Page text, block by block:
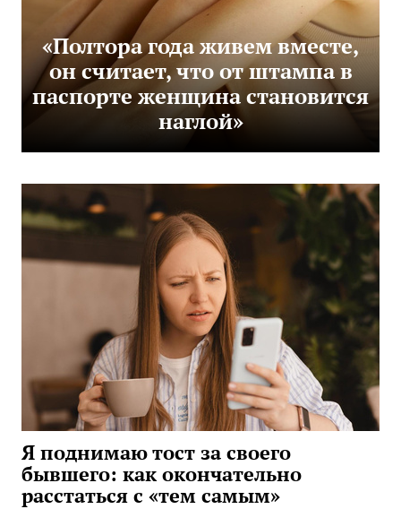
«Полтора года живем вместе,
он считает, что от штампа в
паспорте женщина становится
наглой»
Я поднимаю тост за своего
бывшего: как окончательно
расстаться с «тем самым»